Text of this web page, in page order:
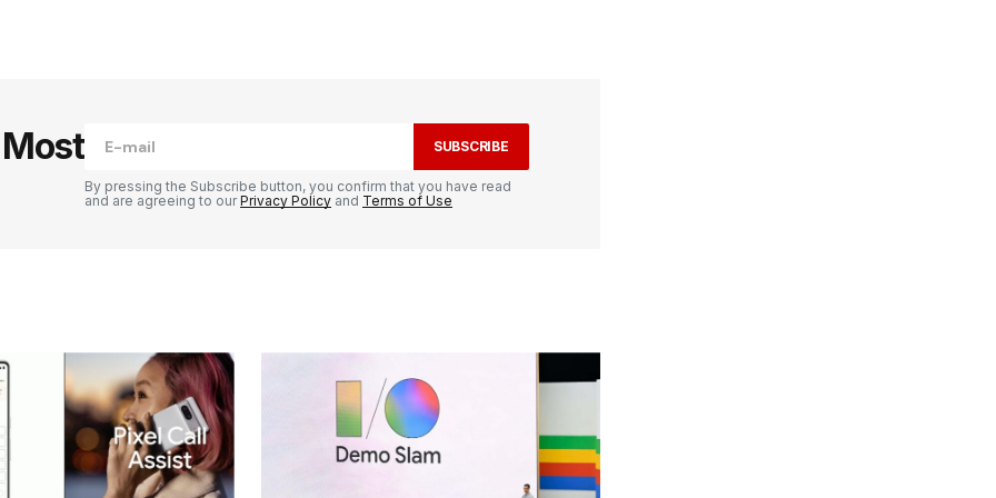
et
SUBSCRIBE
By pressing the Subscribe button, you confirm that you have read
and are agreeing to ourPrivacy Policy and Terms of Use